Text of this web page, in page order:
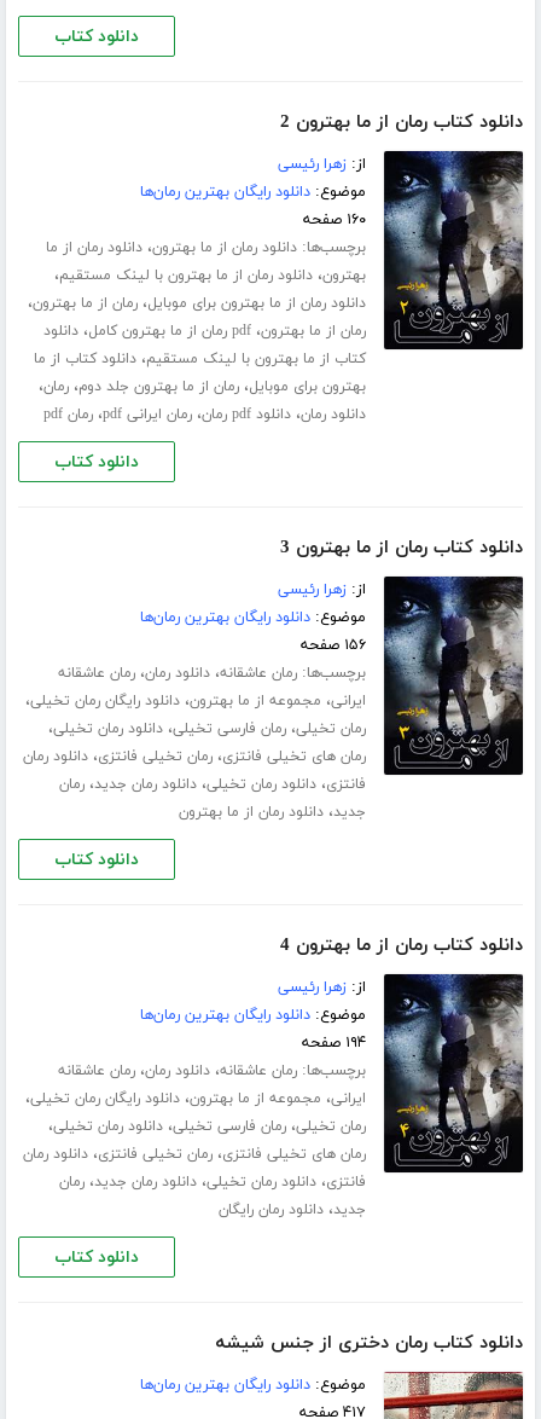
دانلود کتاب
دانلود کتاب رمان از ما بهترون 2
از:زهرا رئیسی
موضوع:دانلود رایگان بهترین رمان‌ها
۱۶۰ صفحه
برچسب‌ها:دانلود رمان از ما بهترون،دانلود رمان از ما
بهترون،دانلود رمان از ما بهترون با لینک مستقیم،
دانلود رمان از ما بهترون برای موبایل،رمان از ما بهترون،
رمان از ما بهترون،pdf رمان از ما بهترون کامل ،دانلود
کتاب از ما بهترون با لینک مستقیم،دانلود کتاب از ما
بهترون برای موبایل،رمان از ما بهترون جلد دوم،رمان،
دانلود رمان،دانلود pdf رمان ،رمان ایرانی pdf ،رمان pdf
دانلود کتاب
دانلود کتاب رمان از ما بهترون 3
از:زهرا رئیسی
موضوع:دانلود رایگان بهترین رمان‌ها
۱۵۶ صفحه
برچسب‌ها:رمان عاشقانه،دانلود رمان،رمان عاشقانه
ایرانی، مجموعه از ما بهترون،دانلود رایگان رمان تخیلی،
رمان تخیلی،رمان فارسی تخیلی،دانلود رمان تخیلی،
رمان های تخیلی فانتزی،رمان تخیلی فانتزی،دانلود رمان
فانتزی،دانلود رمان تخیلی،دانلود رمان جدید،رمان
جدید،دانلود رمان از ما بهترون
دانلود کتاب
دانلود کتاب رمان از ما بهترون 4
از:زهرا رئیسی
موضوع:دانلود رایگان بهترین رمان‌ها
۱۹۴ صفحه
برچسب‌ها:رمان عاشقانه،دانلود رمان،رمان عاشقانه
ایرانی، مجموعه از ما بهترون،دانلود رایگان رمان تخیلی،
رمان تخیلی،رمان فارسی تخیلی،دانلود رمان تخیلی،
رمان های تخیلی فانتزی،رمان تخیلی فانتزی،دانلود رمان
فانتزی،دانلود رمان تخیلی،دانلود رمان جدید،رمان
جدید،دانلود رمان رایگان
دانلود کتاب
دانلود کتاب رمان دختری از جنس شیشه
موضوع:دانلود رایگان بهترین رمان‌ها
۴۱۷ صفحه